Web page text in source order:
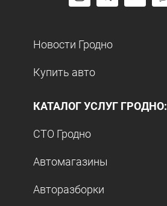
Новости Гродно
Купить авто
КАТАЛОГ УСЛУГ ГРОДНО:
СТО Гродно
Автомагазины
Авторазборки